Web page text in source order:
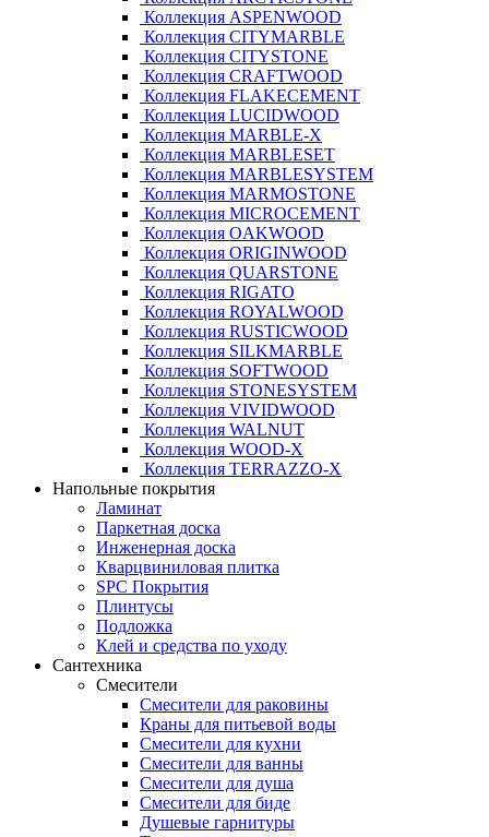
Коллекция ASPENWOOD
Коллекция CITYMARBLE
Коллекция CITYSTONE
Коллекция CRAFTWOOD
Коллекция FLAKECEMENT
Коллекция LUCIDWOOD
Коллекция MARBLE-X
Коллекция MARBLESET
Коллекция MARBLESYSTEM
Коллекция MARMOSTONE
Коллекция MICROCEMENT
Коллекция OAKWOOD
Коллекция ORIGINWOOD
Коллекция QUARSTONE
Коллекция RIGATO
Коллекция ROYALWOOD
Коллекция RUSTICWOOD
Коллекция SILKMARBLE
Коллекция SOFTWOOD
Коллекция STONESYSTEM
Коллекция VIVIDWOOD
Коллекция WALNUT
Коллекция WOOD-X
Коллекция ТЕRRАZZO-X
Напольные покрытия
Ламинат
Паркетная доска
Инженерная доска
Кварцвиниловая плитка
SPC Покрытия
Плинтусы
Подложка
Клей и средства по уходу
Сантехника
Смесители
Смесители для раковины
Краны для питьевой воды
Смесители для кухни
Смесители для ванны
Смесители для душа
Смесители для биде
Душевые гарнитуры